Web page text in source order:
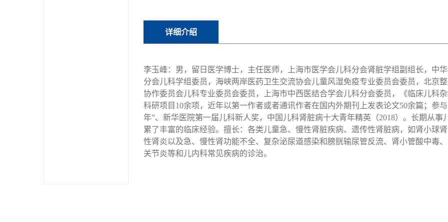
详细介绍
李玉峰：男，留日医学博士，主任医师，上海市医学会儿科分会肾脏学组副组长，中
分会儿科学组委员，海峡两岸医药卫生交流协会儿童风湿免疫专业委员会委员，北京
协作委员会儿科专业委员会委员，上海市中西医结合学会儿科分会委员，《临床儿科
科研项目10余项，近年以第一作者或者通讯作者在国内外期刊上发表论文50余篇；参
年”、新华医院第一届儿科新人奖，中国儿科肾脏病十大青年精英（2018）。长期从
累了丰富的临床经验。擅长：各类儿童急、慢性肾脏疾病、遗传性肾脏病，如肾小球
性肾炎以及急、慢性肾功能不全、复杂泌尿道感染和膀胱输尿管反流、肾小管酸中毒
关节炎等和儿内科常见疾病的诊治。